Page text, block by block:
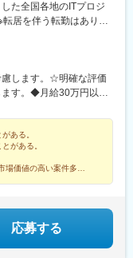
、挑戦する意思と実績
：案件成果に応じて報酬
1000万円以上を目指せ
性に応じてマーケター /
間の成果が評価され、
援を求める顧客の最初
躍しています。
し、2024年に法人として
上支援領域のベンチャ
のBtoB営業ノウハウを
た全国各地のITプロジ
居を伴う転勤はありま
ィスです。※フルリモー
ります。
します。☆明確な評価
ます。◆月給30万円以上
支給の住宅手当2万円を
ヵ月あり（期間中は月
）【年収例】年収450
年入社）年収1100万円
ある。
がある。
価値の高い案件多数
応募する